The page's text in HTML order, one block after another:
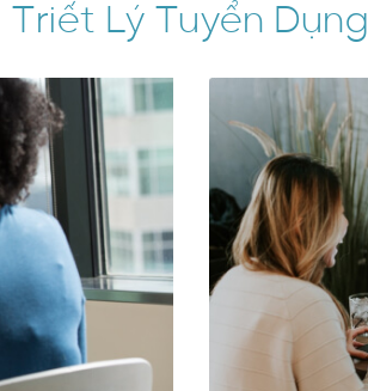
Triết Lý Tuyển Dụng